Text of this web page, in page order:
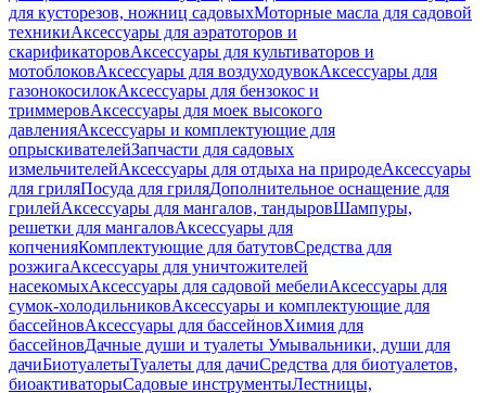
для кусторезов, ножниц садовыхМоторные масла для садовой
техникиАксессуары для аэратоторов и
скарификаторовАксессуары для культиваторов и
мотоблоковАксессуары для воздуходувокАксессуары для
газонокосилокАксессуары для бензокос и
триммеровАксессуары для моек высокого
давленияАксессуары и комплектующие для
опрыскивателейЗапчасти для садовых
измельчителейАксессуары для отдыха на природеАксессуары
для гриляПосуда для гриляДополнительное оснащение для
грилейАксессуары для мангалов, тандыровШампуры,
решетки для мангаловАксессуары для
копченияКомплектующие для батутовСредства для
розжигаАксессуары для уничтожителей
насекомыхАксессуары для садовой мебелиАксессуары для
сумок-холодильниковАксессуары и комплектующие для
бассейновАксессуары для бассейновХимия для
бассейновДачные души и туалеты Умывальники, души для
дачиБиотуалетыТуалеты для дачиСредства для биотуалетов,
биоактиваторыСадовые инструментыЛестницы,